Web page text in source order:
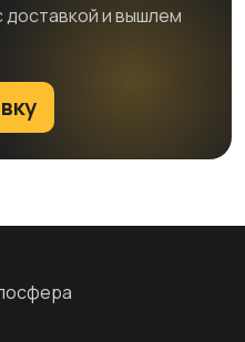
и вышлем